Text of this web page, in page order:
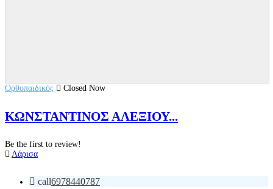
Ορθοπαιδικός Closed Now
ΚΩΝΣΤΑΝΤΙΝΟΣ ΑΛΕΞΙΟΥ...
Be the first to review!
Λάρισα
call6978440787